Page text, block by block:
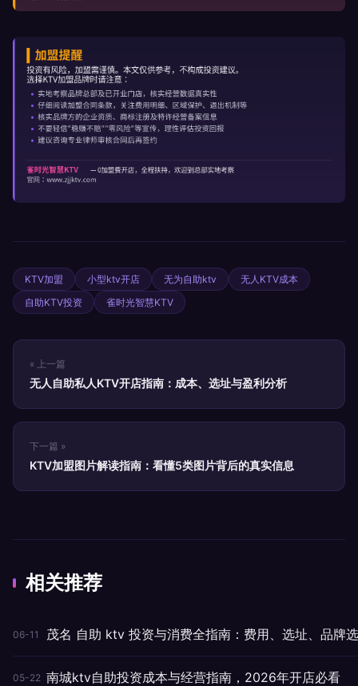
KTV加盟 小型ktv开店 无为自助ktv
无人KTV成本
自助KTV投资
雀时光智慧KTV
« 上一篇
无人自助私人KTV开店指南：成本、选址与盈利分析
下一篇 »
KTV加盟图片解读指南：看懂5类图片背后的真实信息
相关推荐
06-11 茂名 自助 ktv 投资与消费全指南：费用、选址、品牌
05-22 南城ktv自助投资成本与经营指南，2026年开店必看